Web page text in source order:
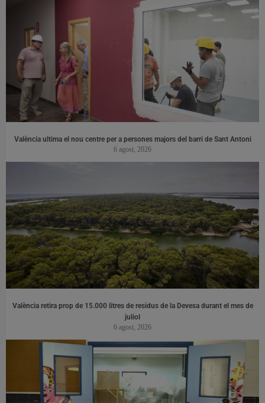
València ultima el nou centre per a persones majors del barri de Sant Antoni
6 agost, 2026
València retira prop de 15.000 litres de residus de la Devesa durant el mes de
juliol
6 agost, 2026